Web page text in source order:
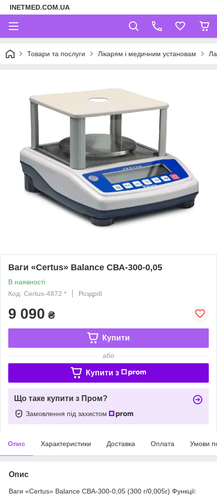
INETMED.COM.UA
Товари та послуги Лікарям і медичним установам
Ваги «Certus» Balance СВА-300-0,05
В наявності
Код: Certus-4872 *
Роздріб
9 090 ₴
Купити
або
Купити з
Що таке купити з Пром?
Замовлення під захистом
Опис Характеристики Доставка Оплата Умови
Опис
Ваги «Certus» Balance CBA-300-0,05 (300 г/0,005г) Функції: